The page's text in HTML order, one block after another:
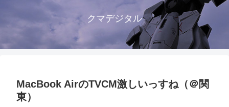
クマデジタル
MacBook AirのTVCM激しいっすね（＠関
東）